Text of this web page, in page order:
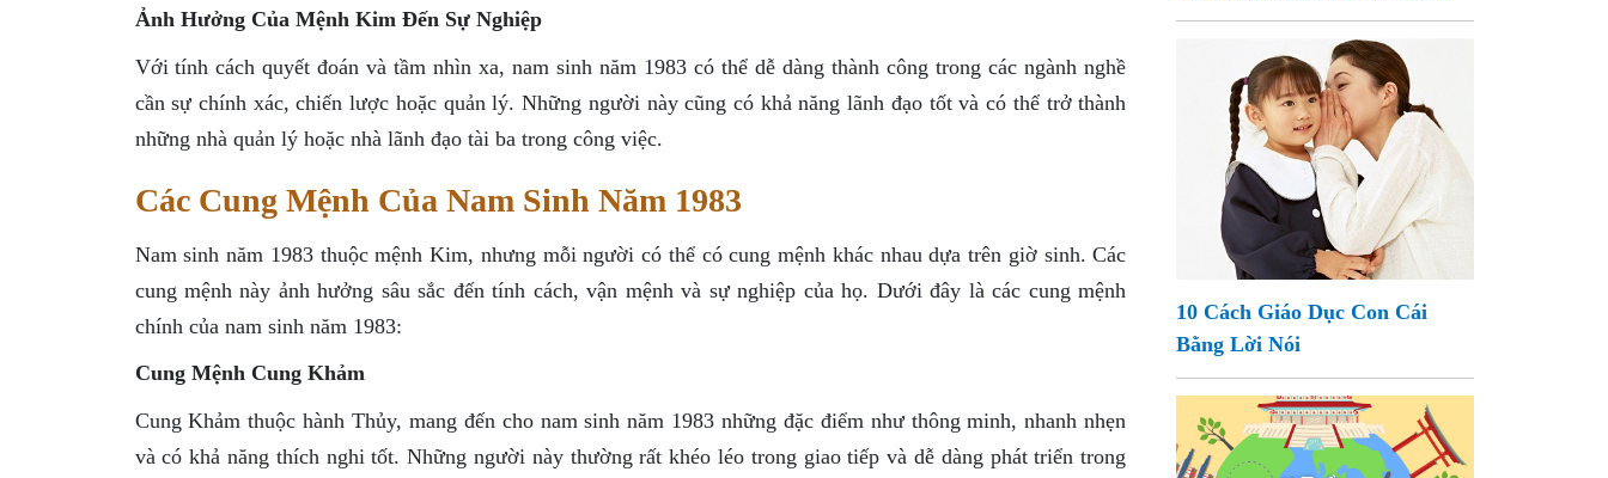
Ảnh Hưởng Của Mệnh Kim Đến Sự Nghiệp
Với tính cách quyết đoán và tầm nhìn xa, nam sinh năm 1983 có thể dễ dàng thành công trong các ngành nghề
cần sự chính xác, chiến lược hoặc quản lý. Những người này cũng có khả năng lãnh đạo tốt và có thể trở thành
những nhà quản lý hoặc nhà lãnh đạo tài ba trong công việc.
Các Cung Mệnh Của Nam Sinh Năm 1983
Nam sinh năm 1983 thuộc mệnh Kim, nhưng mỗi người có thể có cung mệnh khác nhau dựa trên giờ sinh. Các
cung mệnh này ảnh hưởng sâu sắc đến tính cách, vận mệnh và sự nghiệp của họ. Dưới đây là các cung mệnh
chính của nam sinh năm 1983:
Cung Mệnh Cung Khảm
Cung Khảm thuộc hành Thủy, mang đến cho nam sinh năm 1983 những đặc điểm như thông minh, nhanh nhẹn
và có khả năng thích nghi tốt. Những người này thường rất khéo léo trong giao tiếp và dễ dàng phát triển trong
10 Cách Giáo Dục Con Cái
Bằng Lời Nói